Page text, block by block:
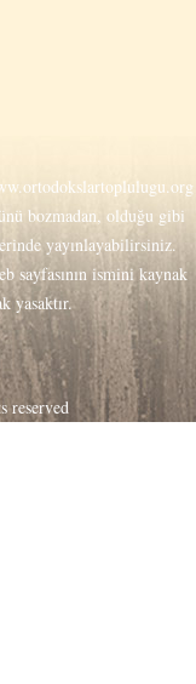
bozmadan, olduğu gibi
yayınlayabilirsiniz.
sayfasının ismini kaynak
yasaktır.
reserved